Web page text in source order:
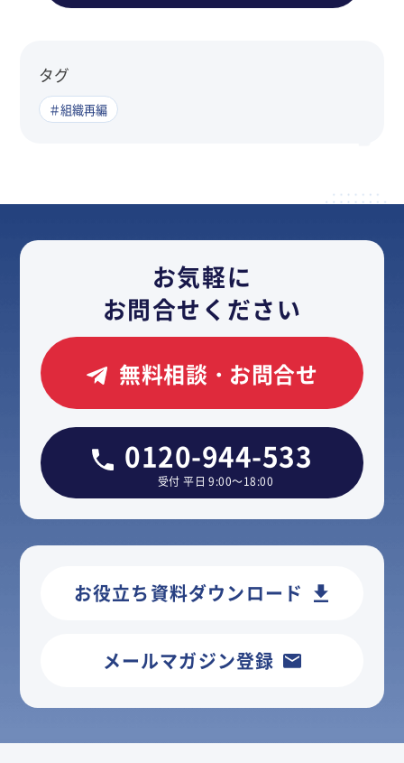
タグ
＃組織再編
お気軽に
お問合せください
無料相談・お問合せ
0120-944-533
受付 平日 9:00～18:00
お役立ち資料ダウンロード
メールマガジン登録